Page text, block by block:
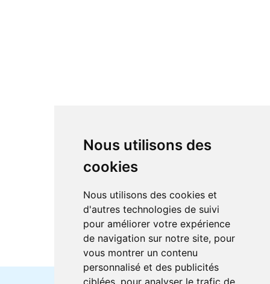
Nous utilisons des
cookies
Nous utilisons des cookies et
d'autres technologies de suivi
pour améliorer votre expérience
de navigation sur notre site, pour
vous montrer un contenu
personnalisé et des publicités
ciblées, pour analyser le trafic de